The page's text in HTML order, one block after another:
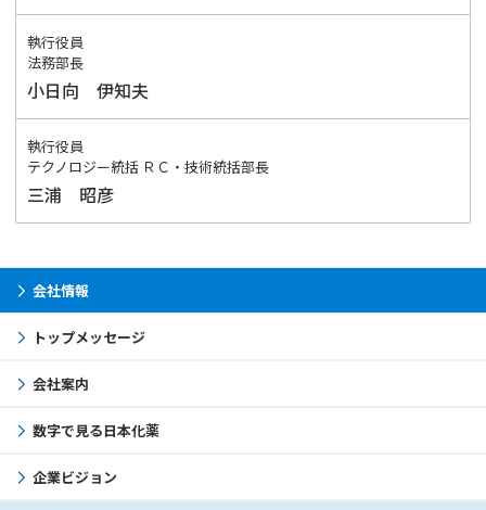
執行役員
法務部長
小日向 伊知夫
執行役員
テクノロジー統括 ＲＣ・技術統括部長
三浦 昭彦
会社情報
トップメッセージ
会社案内
数字で見る日本化薬
企業ビジョン